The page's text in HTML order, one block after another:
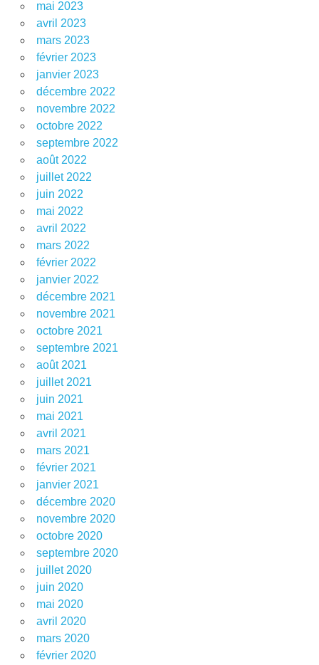
mai 2023
avril 2023
mars 2023
février 2023
janvier 2023
décembre 2022
novembre 2022
octobre 2022
septembre 2022
août 2022
juillet 2022
juin 2022
mai 2022
avril 2022
mars 2022
février 2022
janvier 2022
décembre 2021
novembre 2021
octobre 2021
septembre 2021
août 2021
juillet 2021
juin 2021
mai 2021
avril 2021
mars 2021
février 2021
janvier 2021
décembre 2020
novembre 2020
octobre 2020
septembre 2020
juillet 2020
juin 2020
mai 2020
avril 2020
mars 2020
février 2020